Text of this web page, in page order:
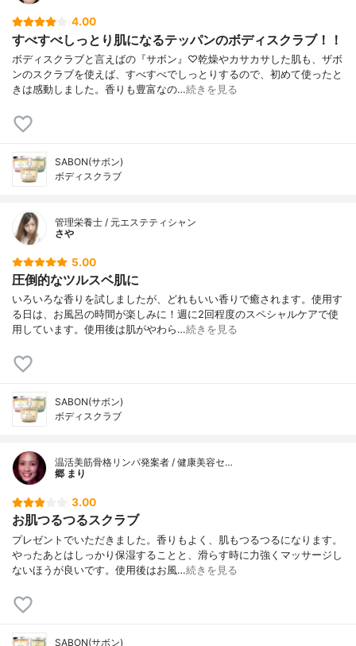
4.00
すべすべしっとり肌になるテッパンのボディスクラブ！！
ボディスクラブと言えばの『サボン』♡乾燥やカサカサした肌も、ザボ
ンのスクラブを使えば、すべすべでしっとりするので、初めて使ったと
きは感動しました。香りも豊富なの…続きを見る
SABON(サボン)
ボディスクラブ
管理栄養士 / 元エステティシャン
さや
5.00
圧倒的なツルスベ肌に
いろいろな香りを試しましたが、どれもいい香りで癒されます。使用す
る日は、お風呂の時間が楽しみに！週に2回程度のスペシャルケアで使
用しています。使用後は肌がやわら…続きを見る
SABON(サボン)
ボディスクラブ
温活美筋骨格リンパ発案者 / 健康美容セ…
郷 まり
3.00
お肌つるつるスクラブ
プレゼントでいただきました。香りもよく、肌もつるつるになります。
やったあとはしっかり保湿することと、滑らす時に力強くマッサージし
ないほうが良いです。使用後はお風…続きを見る
SABON(サボン)